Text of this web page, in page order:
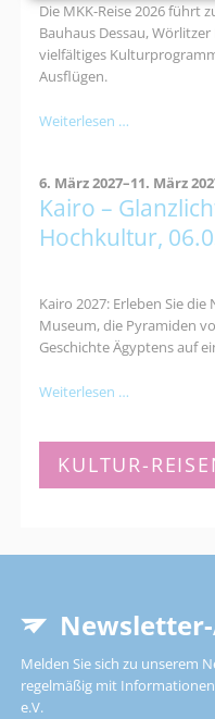
Die MKK-Reise 2026 führt
Bauhaus Dessau,
vielfältiges
Ausflügen.
Weiterlesen …Kultur-
nach
Dessau:
Bauhaus,
Gartenreich
Luther
6. März 2027–11. März
Kairo –
Hochkultur,
Kairo 2027: Erleben Sie
Museum, die Pyramiden
Geschichte Ägyptens auf
Weiterlesen …Kairo
einer
uralten
KULTUR-
Melden Sie sich zu unserem
regelmäßig mit
e.V.